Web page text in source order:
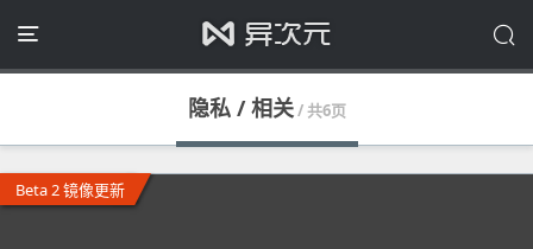
隐私 / 相关/ 共6页
Beta 2 镜像更新